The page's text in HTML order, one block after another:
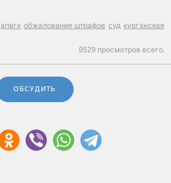
апвгк обжалование штрафов суд курганская
9529 просмотров всего.
ОБСУДИТЬ